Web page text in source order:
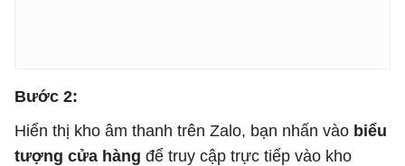
Bước 2:
Hiển thị kho âm thanh trên Zalo, bạn nhấn vào biểu
tượng cửa hàng để truy cập trực tiếp vào kho